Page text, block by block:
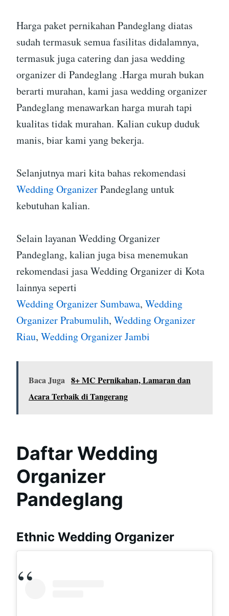
Harga paket pernikahan Pandeglang diatas
sudah termasuk semua fasilitas didalamnya,
termasuk juga catering dan jasa wedding
organizer di Pandeglang .Harga murah bukan
berarti murahan, kami jasa wedding organizer
Pandeglang menawarkan harga murah tapi
kualitas tidak murahan. Kalian cukup duduk
manis, biar kami yang bekerja.
Selanjutnya mari kita bahas rekomendasi
Wedding OrganizerPandeglang untuk
kebutuhan kalian.
Selain layanan Wedding Organizer
Pandeglang, kalian juga bisa menemukan
rekomendasi jasa Wedding Organizer di Kota
lainnya seperti
Wedding Organizer Sumbawa, Wedding
Organizer Prabumulih, Wedding Organizer
Riau, Wedding Organizer Jambi
Baca Juga 8+ MC Pernikahan, Lamaran dan
Acara Terbaik di Tangerang
Daftar Wedding
Organizer
Pandeglang
Ethnic Wedding Organizer